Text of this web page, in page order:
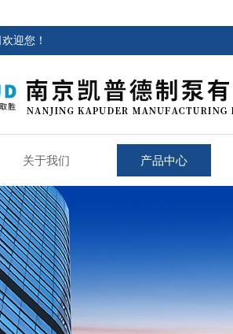
迎您！
关于我们 产品中心